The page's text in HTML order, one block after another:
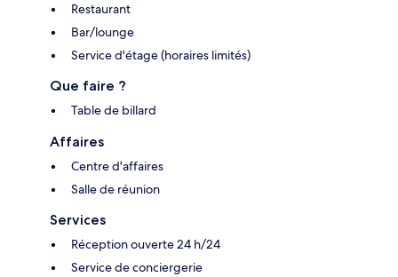
Restaurant
Bar/lounge
Service d'étage (horaires limités)
Que faire ?
Table de billard
Affaires
Centre d'affaires
Salle de réunion
Services
Réception ouverte 24 h/24
Service de conciergerie